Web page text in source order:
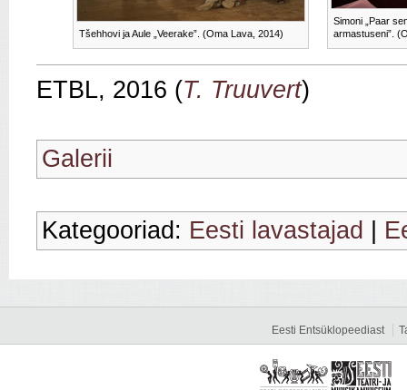
Tšehhovi ja Aule „Veerake”. (Oma Lava, 2014)
Simoni „Paar
armastuseni”.
ETBL, 2016 (T. Truuvert)
Galerii
Kategooriad: Eesti lavastajad
Eesti Entsüklopeediast